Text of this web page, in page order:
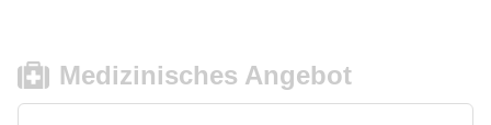
Medizinisches Angebot